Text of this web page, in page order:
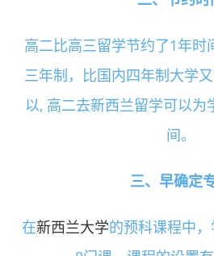
高二比高三留学节约了1年时
三年制，比国内四年制大学
以, 高二去新西兰留学可以为
间。
三、早确定
在新西兰大学的预科课程中